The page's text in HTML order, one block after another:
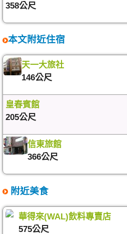
358公尺
本文附近住宿
天一大旅社
146公尺
皇春賓館
205公尺
信東旅館
366公尺
附近美食
華得來(WAL)飲料專賣店
575公尺